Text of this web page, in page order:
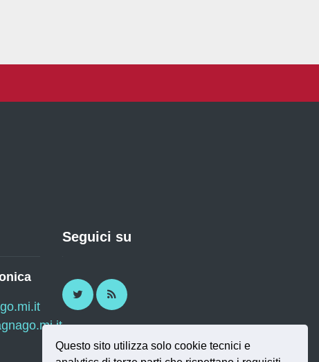
Questo sito utilizza solo cookie tecnici e
Seguici su
Twitter RSS